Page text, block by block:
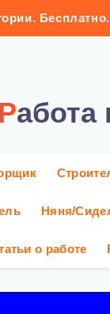
Няня/
о работе